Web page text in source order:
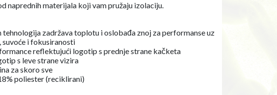
naprednih materijala koji vam pružaju izolaciju.
tehnologija zadržava toplotu i oslobađa znoj za performanse uz
suvoće i fokusiranosti
reflektujući logotip s prednje strane kačketa
s leve strane vizira
za skoro sve
poliester (reciklirani)